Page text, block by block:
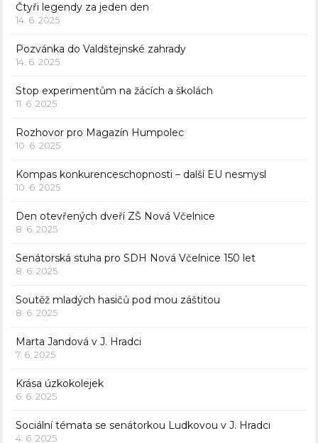
Čtyři legendy za jeden den
14. 6. 2025
Pozvánka do Valdštejnské zahrady
14. 6. 2025
Stop experimentům na žácích a školách
11. 6. 2025
Rozhovor pro Magazín Humpolec
10. 6. 2025
Kompas konkurenceschopnosti – další EU nesmysl
10. 6. 2025
Den otevřených dveří ZŠ Nová Včelnice
8. 6. 2025
Senátorská stuha pro SDH Nová Včelnice 150 let
8. 6. 2025
Soutěž mladých hasičů pod mou záštitou
8. 6. 2025
Marta Jandová v J. Hradci
7. 6. 2025
Krása úzkokolejek
6. 6. 2025
Sociální témata se senátorkou Ludkovou v J. Hradci
4. 6. 2025